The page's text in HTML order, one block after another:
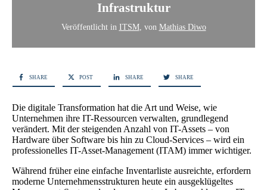
Infrastruktur
Veröffentlicht in ITSM, von Mathias Diwo
SHARE POST SHARE SHARE
Die digitale Transformation hat die Art und Weise, wie
Unternehmen ihre IT-Ressourcen verwalten, grundlegend
verändert. Mit der steigenden Anzahl von IT-Assets – von
Hardware über Software bis hin zu Cloud-Services – wird ein
professionelles IT-Asset-Management (ITAM) immer wichtiger.
Während früher eine einfache Inventarliste ausreichte, erfordern
moderne Unternehmensstrukturen heute ein ausgeklügeltes